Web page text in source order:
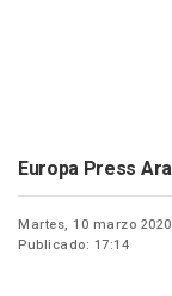
Europa Press
Martes, 10 marzo 2020
Publicado: 17:14